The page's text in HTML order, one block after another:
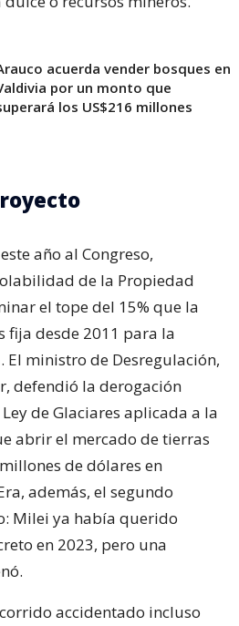
acuerda vender bosques en
por un monto que
los US$216 millones
año al Congreso,
de la Propiedad
el tope del 15% que la
fija desde 2011 para la
ministro de Desregulación,
defendió la derogación
de Glaciares aplicada a la
abrir el mercado de tierras
de dólares en
además, el segundo
Milei ya había querido
en 2023, pero una
accidentado incluso